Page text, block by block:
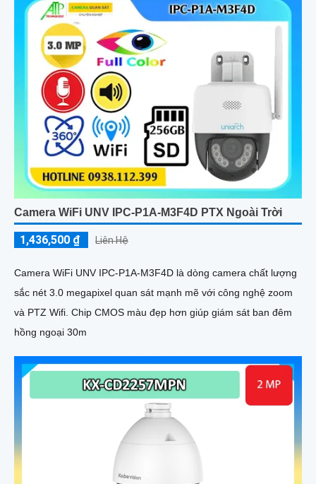
Camera WiFi UNV IPC-P1A-M3F4D PTX Ngoài Trời
1,436,500 ₫ Liên Hệ
Camera WiFi UNV IPC-P1A-M3F4D là dòng camera chất lượng
sắc nét 3.0 megapixel quan sát mạnh mẽ với công nghệ zoom
và PTZ Wifi. Chip CMOS màu đẹp hơn giúp giám sát ban đêm
hồng ngoại 30m